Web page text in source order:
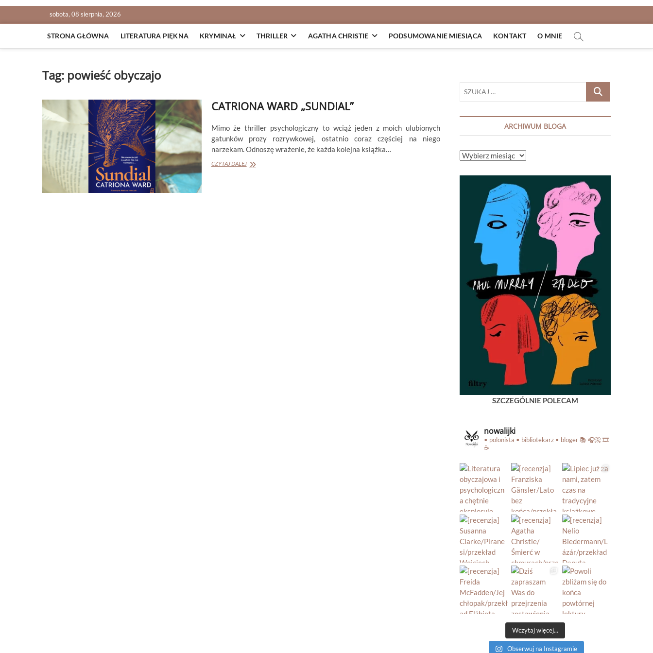
sobota, 08 sierpnia, 2026
STRONA GŁÓWNA LITERATURA PIĘKNA KRYMINAŁ THRILLER AGATHA CHRISTIE PODSUMOWANIE MIESIĄCA KONTAKT O MNIE
Tag: powieść obyczajo
CATRIONA WARD „SUNDIAL”
Mimo że thriller psychologiczny to wciąż jeden z moich ulubionych
gatunków prozy rozrywkowej, ostatnio coraz częściej na niego
narzekam. Odnoszę wrażenie, że każda kolejna książka…
CZYTAJ DALEJCATRIONA
SZUKAJ
ARCHIWUM BLOGA
ARCHIWUM
SZCZEGÓLNIE POLECAM
nowalijki
• polonista • bibliotekarz • bloger📚 🎧📀 🎞️
☕️
Wczytaj więcej...
Obserwuj na Instagramie